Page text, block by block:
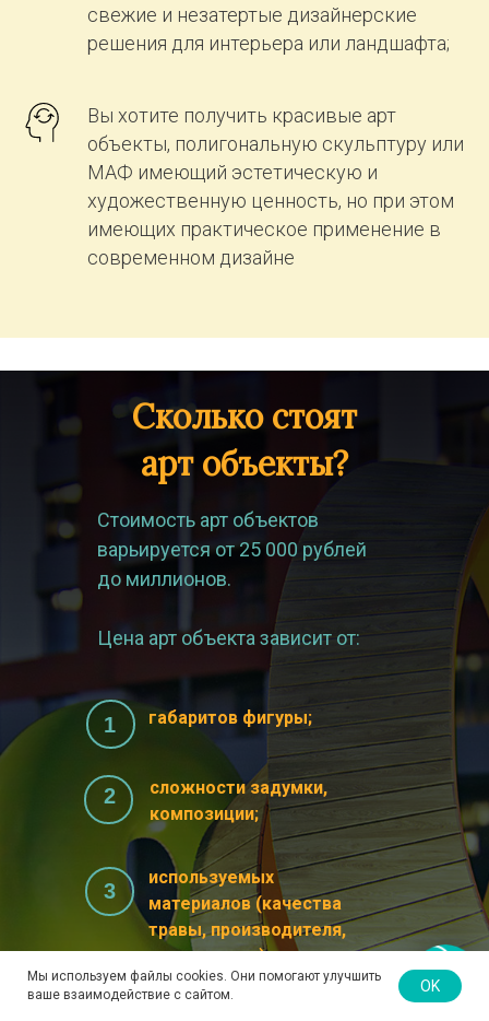
свежие и незатертые дизайнерские
решения для интерьера или ландшафта;
Вы хотите получить красивые арт
объекты, полигональную скульптуру или
МАФ имеющий эстетическую и
художественную ценность, но при этом
имеющих практическое применение в
современном дизайне
Сколько стоят
арт объекты?
Стоимость арт объектов
варьируется от 25 000 рублей
до миллионов.
Цена арт объекта зависит от:
габаритов фигуры;
сложности задумки,
композиции;
используемых
материалов (качества
травы, производителя,
длины ворса);
1
2
3
Мы используем файлы cookies. Они помогают улучшить
ваше взаимодействие с сайтом.
OK